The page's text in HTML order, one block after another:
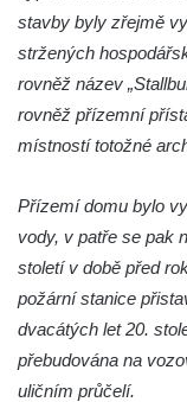
(Pivovar Born)
Bývalá plynárna
Gloriet nad
Altán na Jehle u
Torzo
České Kamenici
Bývalá
Altán na pěšině
stavby byly zřejmě
stržených
rovněž název
rovněž přízemní
místností totožné
Přízemí domu bylo
vody, v patře se pak
století v době před
požární stanice
dvacátých let 20.
přebudována na
uličním průčelí.